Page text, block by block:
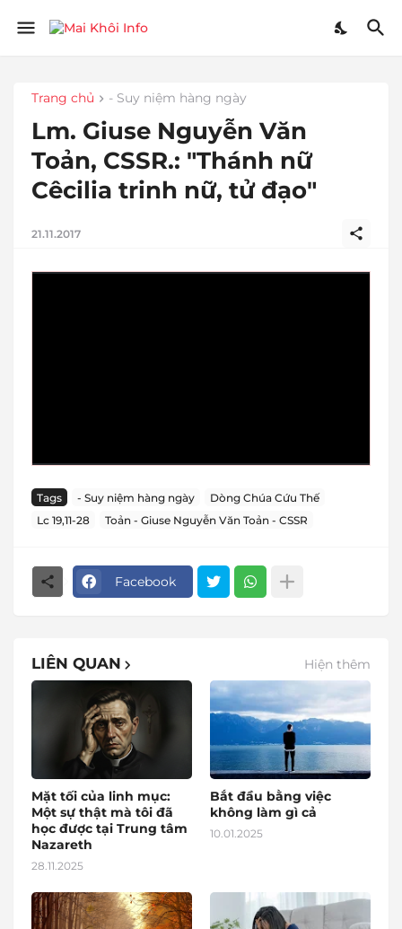
Trang chủ - Suy niệm hàng ngày
Lm. Giuse Nguyễn Văn
Toản, CSSR.: "Thánh nữ
Cêcilia trinh nữ, tử đạo"
21.11.2017
Tags - Suy niệm hàng ngày
Dòng Chúa Cứu Thế
Lc 19,11-28
Toản - Giuse Nguyễn Văn Toản - CSSR
Facebook
LIÊN QUAN Hiện thêm
Mặt tối của linh mục:
Một sự thật mà tôi đã
học được tại Trung tâm
Nazareth
28.11.2025
Bắt đầu bằng việc
không làm gì cả
10.01.2025